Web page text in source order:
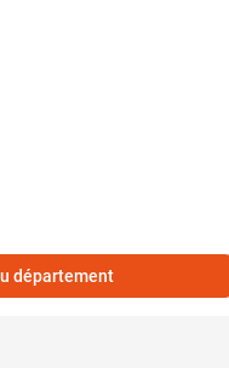
département